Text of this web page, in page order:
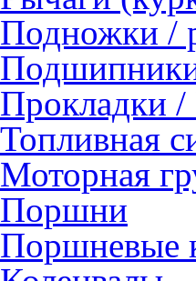
Подножки /
Прокладки /
Топливная
Моторная
Поршни
Поршневые